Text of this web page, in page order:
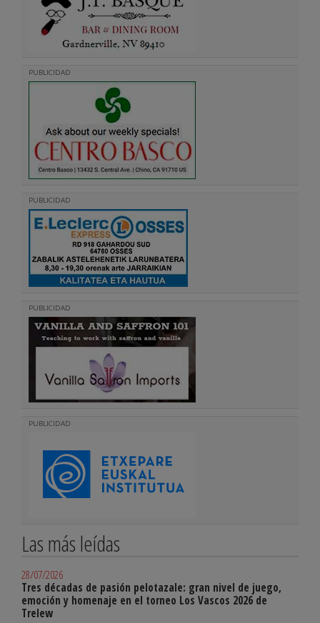
PUBLICIDAD
PUBLICIDAD
PUBLICIDAD
PUBLICIDAD
Las más leídas
28/07/2026
Tres décadas de pasión pelotazale: gran nivel de juego,
emoción y homenaje en el torneo Los Vascos 2026 de
Trelew